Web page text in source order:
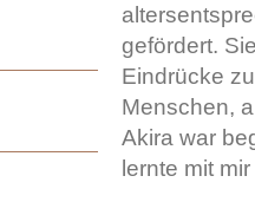
gefördert.
Eindrücke
Menschen,
Akira war
lernte mit